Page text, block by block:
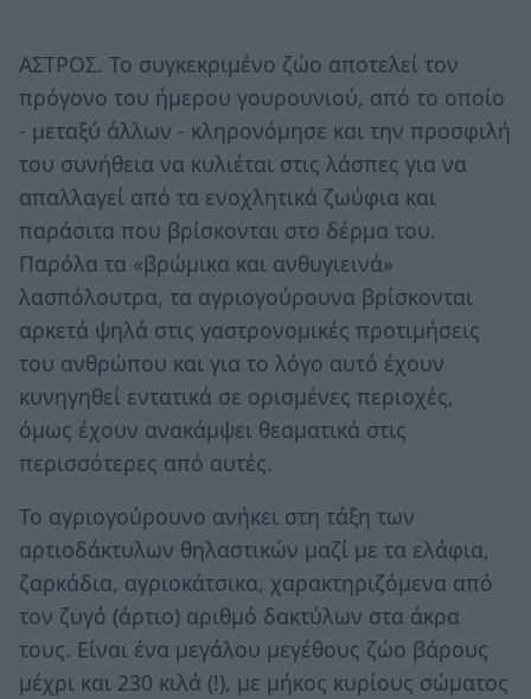
ΑΣΤΡΟΣ. To συγκεκριμένο ζώο αποτελεί τον
πρόγονο του ήμερου γουρουνιού, από το οποίο
- μεταξύ άλλων - κληρονόμησε και την προσφιλή
του συνήθεια να κυλιέται στις λάσπες για να
απαλλαγεί από τα ενοχλητικά ζωύφια και
παράσιτα που βρίσκονται στο δέρμα του.
Παρόλα τα «βρώμικα και ανθυγιεινά»
λασπόλουτρα, τα αγριογούρουνα βρίσκονται
αρκετά ψηλά στις γαστρονομικές προτιμήσεις
του ανθρώπου και για το λόγο αυτό έχουν
κυνηγηθεί εντατικά σε ορισμένες περιοχές,
όμως έχουν ανακάμψει θεαματικά στις
περισσότερες από αυτές.
Το αγριογούρουνο ανήκει στη τάξη των
αρτιοδάκτυλων θηλαστικών μαζί με τα ελάφια,
ζαρκάδια, αγριοκάτσικα, χαρακτηριζόμενα από
τον ζυγό (άρτιο) αριθμό δακτύλων στα άκρα
τους. Είναι ένα μεγάλου μεγέθους ζώο βάρους
μέχρι και 230 κιλά (!), με μήκος κυρίους σώματος